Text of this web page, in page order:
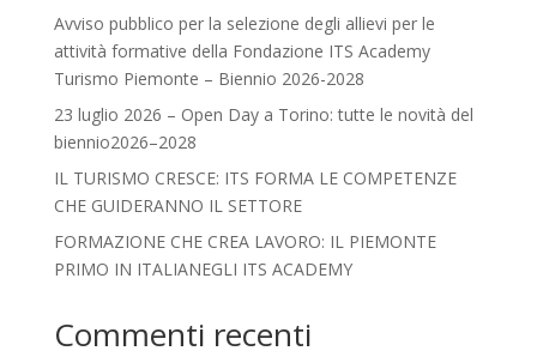
Avviso pubblico per la selezione degli allievi per le
attività formative della Fondazione ITS Academy
Turismo Piemonte – Biennio 2026-2028
23 luglio 2026 – Open Day a Torino: tutte le novità del
biennio2026–2028
IL TURISMO CRESCE: ITS FORMA LE COMPETENZE
CHE GUIDERANNO IL SETTORE
FORMAZIONE CHE CREA LAVORO: IL PIEMONTE
PRIMO IN ITALIANEGLI ITS ACADEMY
Commenti recenti